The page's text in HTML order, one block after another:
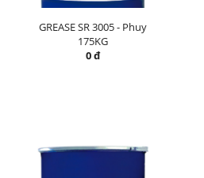
GREASE SR 3005 - Phuy
175KG
0 đ